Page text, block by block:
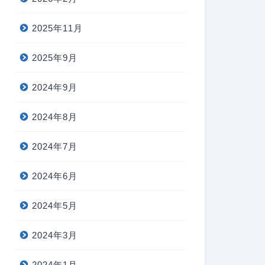
2025年11月
2025年9月
2024年9月
2024年8月
2024年7月
2024年6月
2024年5月
2024年3月